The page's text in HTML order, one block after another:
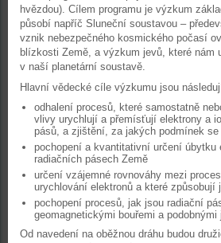
hvězdou). Cílem programu je výzkum
působí napříč Sluneční soustavou –
vznik nebezpečného kosmického počasí
blízkosti Země, a výzkum jevů, které nám
v naší planetární soustavě.
Hlavní vědecké cíle výzkumu jsou
odhalení procesů, které samostatně
vlivy urychlují a přemísťují elektrony a
pásů, a zjištění, za jakých podmínek se
pochopení a kvantitativní určení úbytku
radiačních pásech Země
určení vzájemné rovnováhy mezi
urychlování elektronů a které způsobují
pochopení procesů, jak jsou radiační
geomagnetickými bouřemi a podobnými
Od navedení na oběžnou dráhu budou